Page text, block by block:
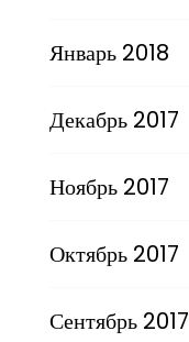
Январь 2018
Декабрь 2017
Ноябрь 2017
Октябрь 2017
Сентябрь 2017